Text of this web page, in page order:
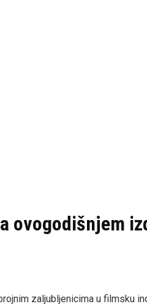
ovogodišnjem
zaljubljenicima u filmsku